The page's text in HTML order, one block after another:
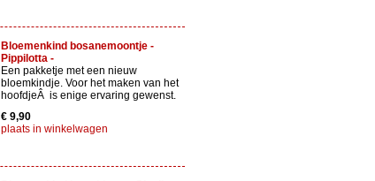
Bloemenkind bosanemoontje -
Pippilotta -
Een pakketje met een nieuw
bloemkindje. Voor het maken van het
hoofdjeÂ is enige ervaring gewenst.
€ 9,90
plaats in winkelwagen